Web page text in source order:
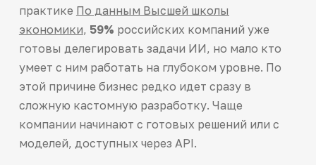
практике По данным Высшей школы
экономики, 59% российских компаний уже
готовы делегировать задачи ИИ, но мало кто
умеет с ним работать на глубоком уровне. По
этой причине бизнес редко идет сразу в
сложную кастомную разработку. Чаще
компании начинают с готовых решений или с
моделей, доступных через API.